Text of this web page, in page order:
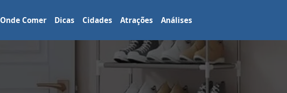
Onde Comer Dicas Cidades Atrações Análises